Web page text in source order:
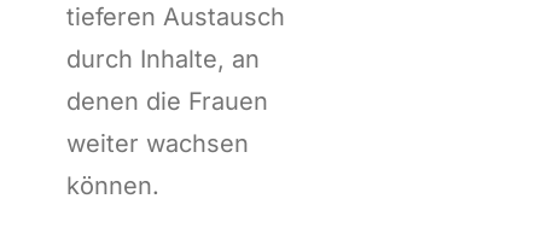
tieferen Austausch
durch Inhalte, an
denen die Frauen
weiter wachsen
können.